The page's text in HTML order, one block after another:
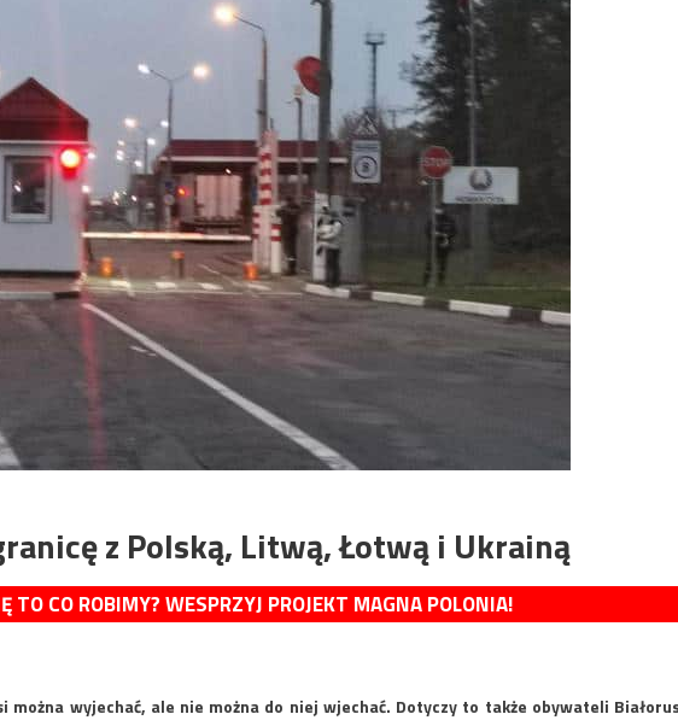
z Polską, Litwą, Łotwą i Ukrainą
TO CO ROBIMY? WESPRZYJ PROJEKT MAGNA POLONIA!
wyjechać, ale nie można do niej wjechać. Dotyczy to także obywateli